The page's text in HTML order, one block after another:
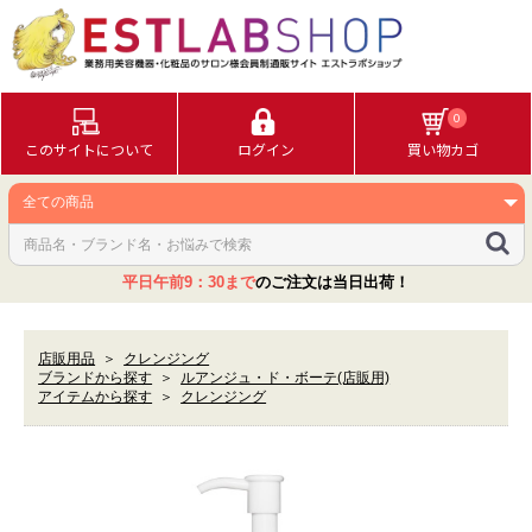
このサイトについて ログイン
0
買い物カゴ
平日午前9：30までのご注文は当日出荷！
店販用品 ＞
クレンジング
ブランドから探す
＞
ルアンジュ・ド・ボーテ(店販用)
アイテムから探す
＞ クレンジング